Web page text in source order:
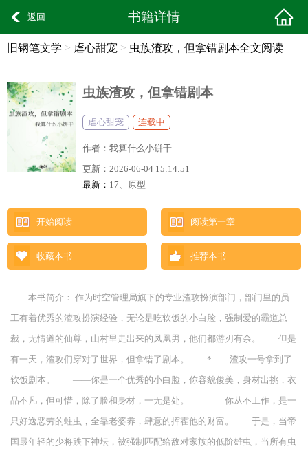
返回 书籍详情
旧钢笔文学 > 虐心甜宠 > 虫族渣攻，但拿错剧本全文阅读
虫族渣攻，但拿错剧本
虐心甜宠 连载中
作者： 我算什么小饼干
更新： 2026-06-04 15:14:51
最新： 17、原型
开始阅读 阅读第一章
收藏本书 推荐本书
本书简介： 作为时空管理局旗下的专业渣攻扮演部门，部门里的员
工有着优秀的渣攻扮演经验，无论是吃软饭的小白脸，强制爱的霸道总
裁，无情道的仙尊，山村里走出来的凤凰男，他们都游刃有余。 但是
有一天，渣攻们穿对了世界，但拿错了剧本。 * 渣攻一号拿到了
软饭剧本。 ——你是一个优秀的小白脸，你容貌俊美，身材出挑，衣
品不凡，但可惜，除了脸和身材，一无是处。 ——你从不工作，是一
只好逸恶劳的蛀虫，全靠老婆养，肆意的挥霍他的财富。 于是，当帝
国最年轻的少将跌下神坛，被强制匹配给敌对家族的低阶雄虫，当所有虫